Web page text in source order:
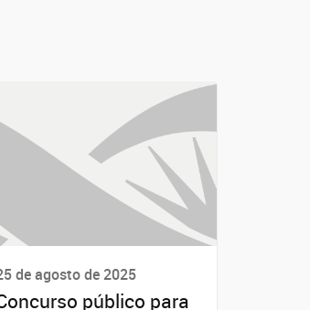
de agosto de 2025
público para